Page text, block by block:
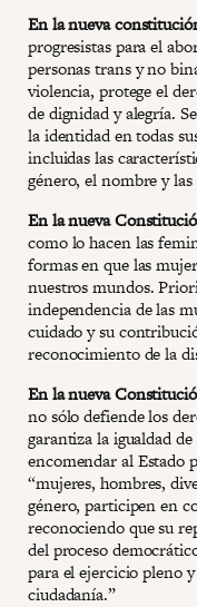
En la nueva
progresistas para el
personas trans y no
violencia, protege el
de dignidad y alegría.
la identidad en todas
incluidas las
género, el nombre y
En la nueva
como lo hacen las
formas en que las
nuestros mundos.
independencia de las
cuidado y su
reconocimiento de la
En la nueva
no sólo defiende los
garantiza la igualdad
encomendar al Estado
“mujeres, hombres,
género, participen en
reconociendo que su
del proceso
para el ejercicio pleno
ciudadanía.”